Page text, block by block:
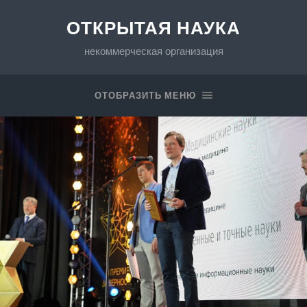
ОТКРЫТАЯ НАУКА
некоммерческая организация
ОТОБРАЗИТЬ МЕНЮ